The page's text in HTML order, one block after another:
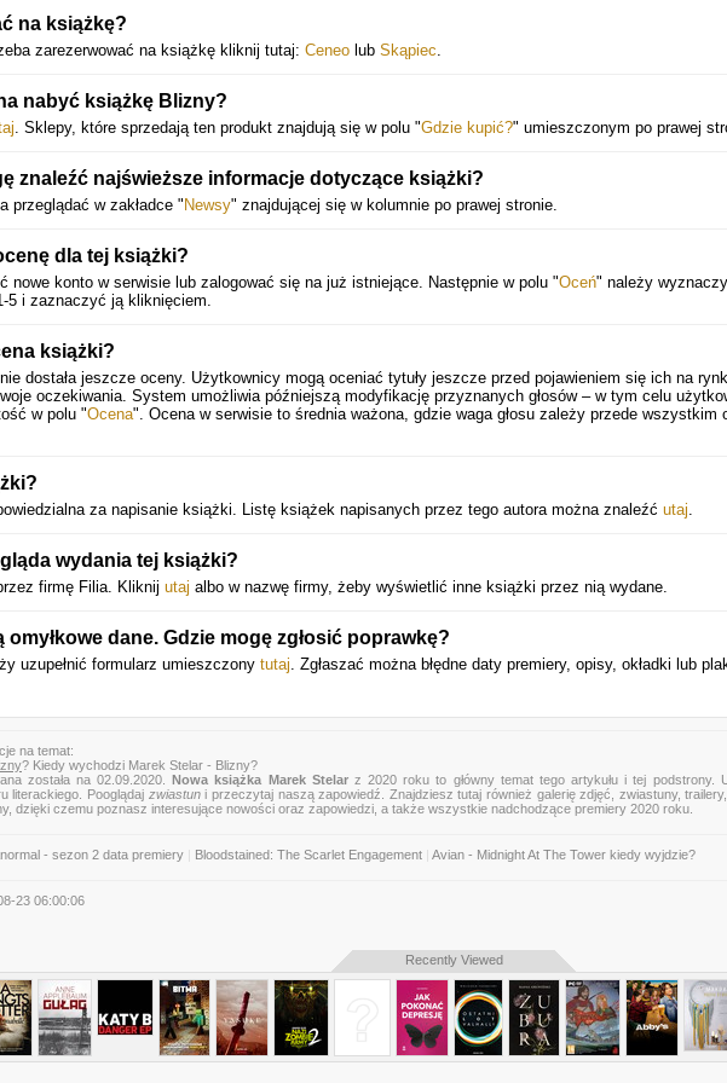
na książkę?
zarezerwować na książkę kliknij tutaj: Ceneo lub Skąpiec.
nabyć książkę Blizny?
. Sklepy, które sprzedają ten produkt znajdują się w polu "Gdzie kupić?" umieszczonym po prawej
znaleźć najświeższe informacje dotyczące książki?
przeglądać w zakładce " Newsy" znajdującej się w kolumnie po prawej stronie.
dla tej książki?
nowe konto w serwisie lub zalogować się na już istniejące. Następnie w polu "Oceń" należy
5 i zaznaczyć ją kliknięciem.
książki?
nie dostała jeszcze oceny. Użytkownicy mogą oceniać tytuły jeszcze przed pojawieniem się ich na
oczekiwania. System umożliwia późniejszą modyfikację przyznanych głosów – w tym celu
w polu "Ocena". Ocena w serwisie to średnia ważona, gdzie waga głosu zależy przede wszystkim
za napisanie książki. Listę książek napisanych przez tego autora można znaleźć utaj.
wydania tej książki?
firmę Filia. Kliknij utaj albo w nazwę firmy, żeby wyświetlić inne książki przez nią wydane.
dane. Gdzie mogę zgłosić poprawkę?
uzupełnić formularz umieszczony tutaj. Zgłaszać można błędne daty premiery, opisy, okładki lub
na temat:
? Kiedy wychodzi Marek Stelar - Blizny?
została na 02.09.2020.Nowa książka Marek Stelarz 2020 roku to główny temat tego artykułu i tej podstrony.
literackiego. Pooglądaj zwiastuni przeczytaj naszą zapowiedź. Znajdziesz tutaj również galerię zdjęć, zwiastuny,
dzięki czemu poznasz interesujące nowości oraz zapowiedzi, a także wszystkie nadchodzące premiery 2020 roku.
- sezon 2 data premiery Bloodstained: The Scarlet Engagement Avian - Midnight At The Tower kiedy wyjdzie?
23 06:00:06
Recently Viewed